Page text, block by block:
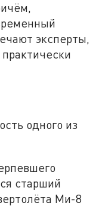
эксперты,
одного из
старший
Ми-8